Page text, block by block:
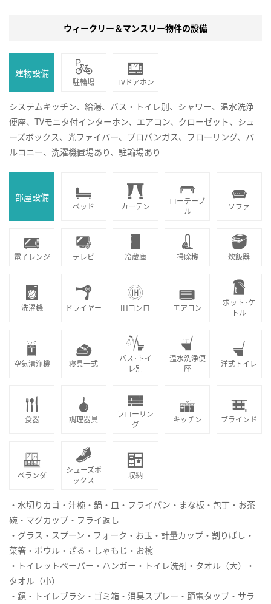
ウィークリー＆マンスリー物件の設備
建物設備
駐輪場 TVドアホン
システムキッチン、給湯、バス・トイレ別、シャワー、温水洗浄
便座、TVモニタ付インターホン、エアコン、クローゼット、シュ
ーズボックス、光ファイバー、プロパンガス、フローリング、バ
ルコニー、洗濯機置場あり、駐輪場あり
部屋設備
ベッド カーテン
ローテーブ
ル
ソファ
電子レンジ テレビ 冷蔵庫 掃除機 炊飯器
洗濯機 ドライヤー IHコンロ エアコン
ポット･ケ
トル
空気清浄機 寝具一式
バス･トイ
レ別
温水洗浄便
座
洋式トイレ
食器 調理器具
フローリン
グ
キッチン ブラインド
ベランダ
シューズボ
ックス
収納
・水切りカゴ・汁椀・鍋・皿・フライパン・まな板・包丁・お茶
碗・マグカップ・フライ返し
・グラス・スプーン・フォーク・お玉・計量カップ・割りばし・
菜箸・ボウル・ざる・しゃもじ・お椀
・トイレットペーパー・ハンガー・トイレ洗剤・タオル（大）・
タオル（小）
・鏡・トイレブラシ・ゴミ箱・消臭スプレー・節電タップ・サラ